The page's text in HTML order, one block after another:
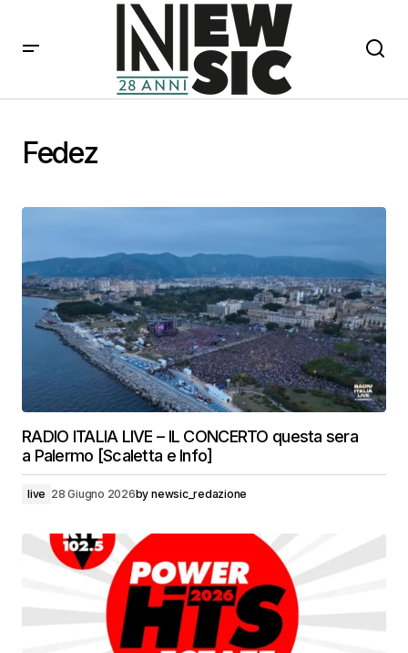
Fedez
RADIO ITALIA LIVE – IL CONCERTO questa sera
a Palermo [Scaletta e Info]
live 28 Giugno 2026by newsic_redazione